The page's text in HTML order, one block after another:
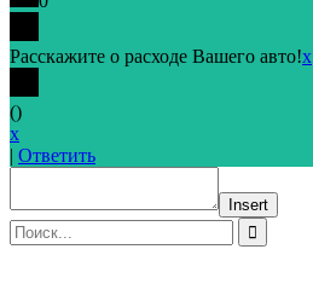
Расскажите о расходе Вашего авто!x
()
x
| Ответить
Insert